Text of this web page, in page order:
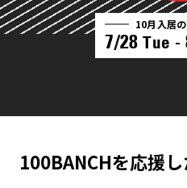
10月入居
7/28 Tue -
100BANCHを応援